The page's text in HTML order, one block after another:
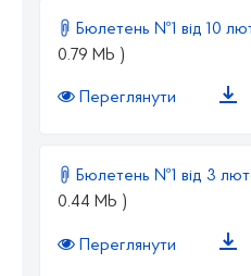
Бюлетень №1 від 10
0.79 Mb )
Переглянути
Бюлетень №1 від 3
0.44 Mb )
Переглянути